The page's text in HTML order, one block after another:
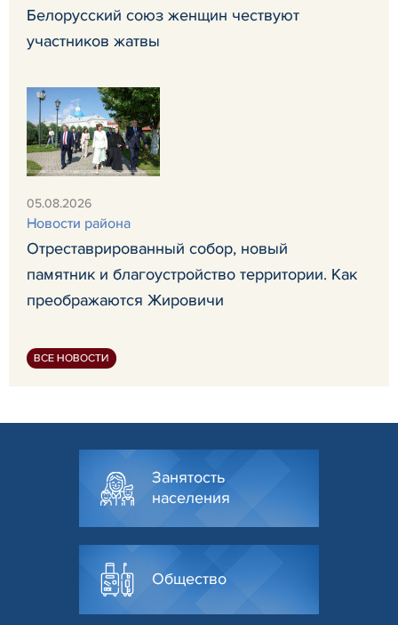
Белорусский союз женщин чествуют
участников жатвы
05.08.2026
Новости района
Отреставрированный собор, новый
памятник и благоустройство территории. Как
преображаются Жировичи
ВСЕ НОВОСТИ
Занятость
населения
Общество